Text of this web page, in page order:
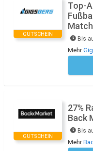
GUTSCHEIN
Top-
Bis
Mehr
GUTSCHEIN
27%
Back
Bis
Mehr